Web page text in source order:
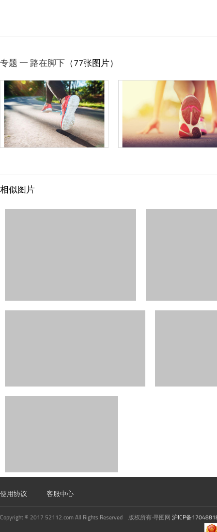
专题 一 路在脚下 （77张图片）
相似图片
使用协议 客服中心
Copyright © 2017 52112.com All Rights Reserved 版权所有·寻图网 沪ICP备